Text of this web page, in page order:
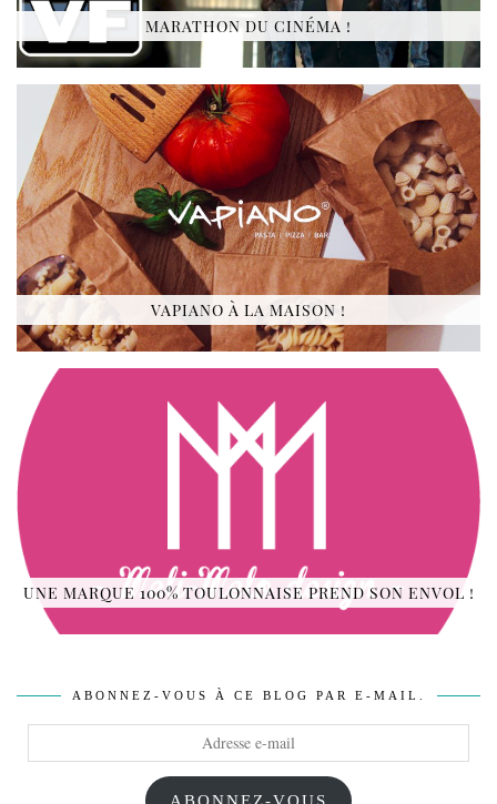
MARATHON DU CINÉMA !
VAPIANO À LA MAISON !
UNE MARQUE 100% TOULONNAISE PREND SON ENVOL !
ABONNEZ-VOUS À CE BLOG PAR E-MAIL.